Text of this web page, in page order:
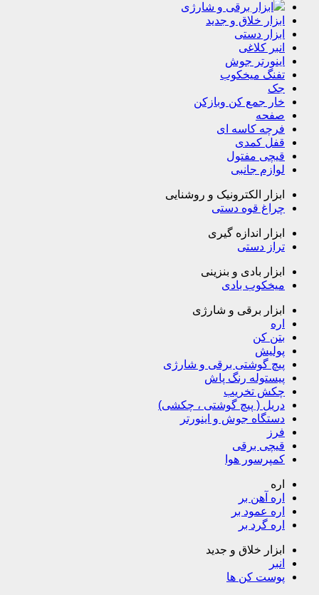
ابزار برقی و شارژی
ابزار خلاق و جدید
ابزار دستی
انبر کلاغی
اینورتر جوش
تفنگ میخکوب
جک
خار جمع کن وبازکن
صفحه
فرچه کاسه ای
قفل کمدی
قیچی مفتول
لوازم جانبی
ابزار الکترونیک و روشنایی
چراغ قوه دستی
ابزار اندازه گیری
تراز دستی
ابزار بادی و بنزینی
میخکوب بادی
ابزار برقی و شارژی
اره
بتن کن
پولیش
پیچ گوشتی برقی و شارژی
پیستوله رنگ پاش
چکش تخریب
دریل ( پیچ گوشتی ، چکشی)
دستگاه جوش و اینورتر
فرز
قیچی برقی
کمپرسور هوا
اره
اره آهن بر
اره عمود بر
اره گرد بر
ابزار خلاق و جدید
انبر
پوست کن ها